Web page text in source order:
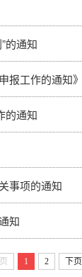
的通知
报工作的通知》
的通知
事项的通知
知
1 2 下页